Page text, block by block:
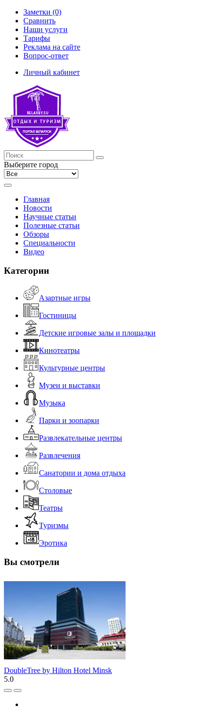
Заметки (0)
Сравнить
Наши услуги
Тарифы
Реклама на сайте
Вопрос-ответ
Личный кабинет
Выберите город
Главная
Новости
Научные статьи
Полезные статьи
Обзоры
Специальности
Видео
Категории
Азартные игры
Гостиницы
Детские игровые залы и площадки
Кинотеатры
Культурные центры
Музеи и выставки
Музыка
Парки и зоопарки
Развлекательные центры
Развлечения
Санатории и дома отдыха
Столовые
Театры
Туризмы
Эротика
Вы смотрели
DoubleTree by Hilton Hotel Minsk
5.0